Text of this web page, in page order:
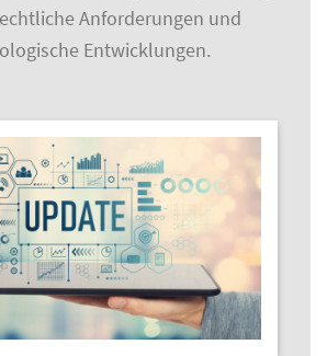
Anforderungen und
Entwicklungen.